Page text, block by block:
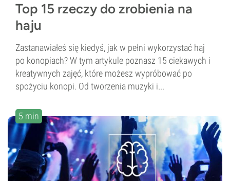
Top 15 rzeczy do zrobienia na
haju
Zastanawiałeś się kiedyś, jak w pełni wykorzystać haj
po konopiach? W tym artykule poznasz 15 ciekawych i
kreatywnych zajęć, które możesz wypróbować po
spożyciu konopi. Od tworzenia muzyki i...
5 min